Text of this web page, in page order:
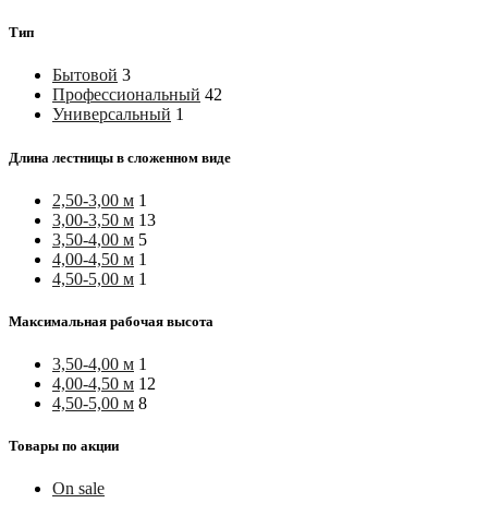
Тип
Бытовой 3
Профессиональный 42
Универсальный 1
Длина лестницы в сложенном виде
2,50-3,00 м 1
3,00-3,50 м 13
3,50-4,00 м 5
4,00-4,50 м 1
4,50-5,00 м 1
Максимальная рабочая высота
3,50-4,00 м 1
4,00-4,50 м 12
4,50-5,00 м 8
Товары по акции
On sale